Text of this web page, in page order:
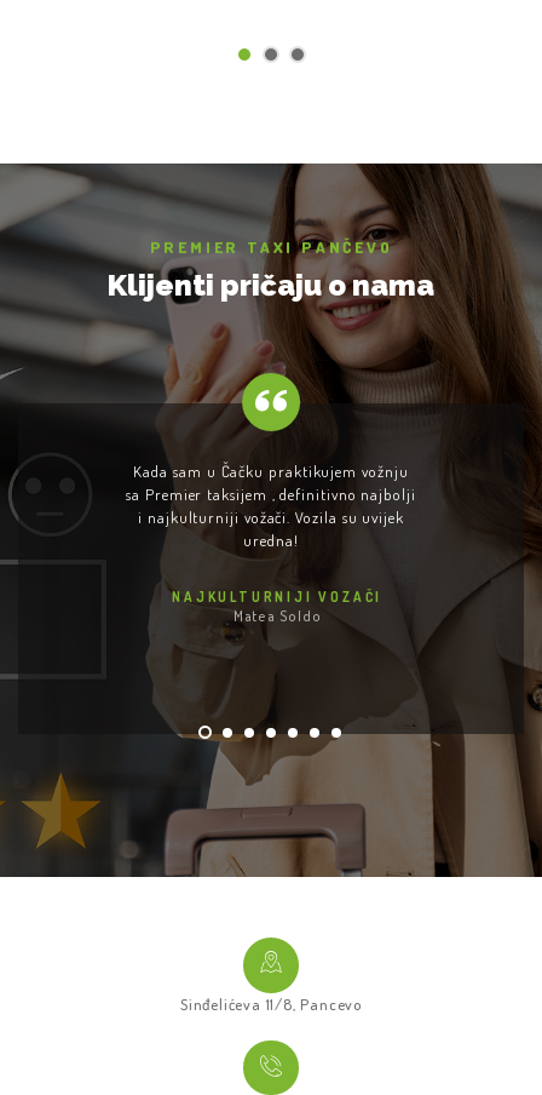
PREMIER TAXI PANČEVO
Klijenti pričaju o nama
Kada sam u Čačku praktikujem vožnju
sa Premier taksijem , definitivno najbolji
i najkulturniji vožači. Vozila su uvijek
uredna!
NAJKULTURNIJI VOZAČI
Matea Soldo
Sinđelićeva 11/8, Pancevo